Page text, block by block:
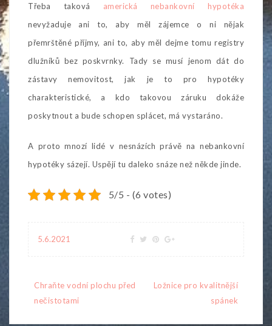
Třeba taková americká nebankovní hypotéka
nevyžaduje ani to, aby měl zájemce o ni nějak
přemrštěné příjmy, ani to, aby měl dejme tomu registry
dlužníků bez poskvrnky. Tady se musí jenom dát do
zástavy nemovitost, jak je to pro hypotéky
charakteristické, a kdo takovou záruku dokáže
poskytnout a bude schopen splácet, má vystaráno.
A proto mnozí lidé v nesnázích právě na nebankovní
hypotéky sázejí. Uspějí tu daleko snáze než někde jinde.
5/5 - (6 votes)
5.6.2021
Navigace
pro
příspěvek
Chraňte vodní plochu před
nečistotami
Ložnice pro kvalitnější
spánek